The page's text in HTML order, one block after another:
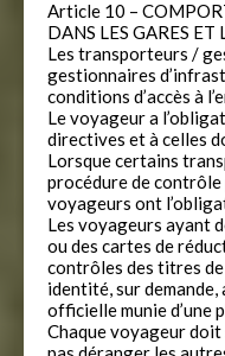
Article 10 –
DANS LES GARES ET
Les transporteurs /
gestionnaires
conditions d’accès à
Le voyageur a
directives et à celles
Lorsque certains
procédure de contrôle
voyageurs ont
Les voyageurs ayant
ou des cartes de
contrôles des titres
identité, sur demande,
officielle munie d’une
Chaque voyageur doit